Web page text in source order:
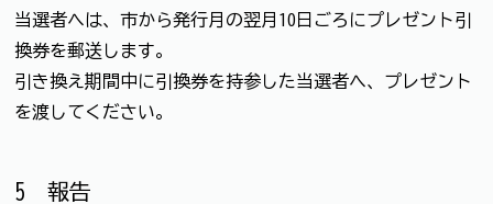
当選者へは、市から発行月の翌月10日ごろにプレゼント引
換券を郵送します。
引き換え期間中に引換券を持参した当選者へ、プレゼント
を渡してください。
5 報告